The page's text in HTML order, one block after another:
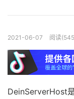
2021-06-07 阅读
DeinServerHost